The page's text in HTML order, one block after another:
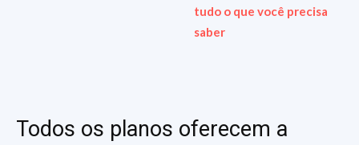
tudo o que você precisa
saber
Todos os planos oferecem a